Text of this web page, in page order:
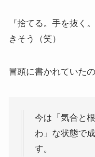
『捨てる。手を抜く
きそう（笑）
冒頭に書かれていた
今は「気合と
わ」な状態で
す。